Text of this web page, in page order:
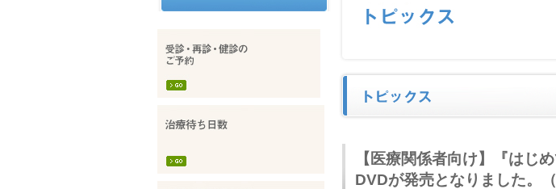
【医療関係者向け】『はじ
DVDが発売となりました。（